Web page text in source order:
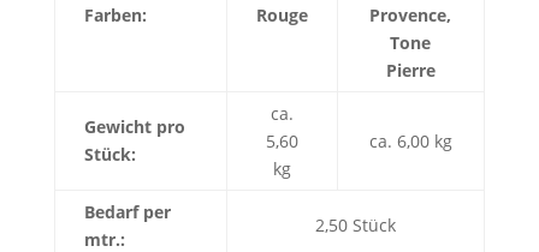
Farben: Rouge
Provence,
Tone
Pierre
Gewicht pro
Stück:
ca.
5,60
kg
ca. 6,00 kg
Bedarf per
mtr.:
2,50 Stück